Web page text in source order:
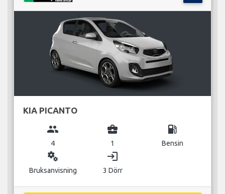
KIA PICANTO
group
4
business_center
1
local_gas_station
Bensin
miscellaneous_services
Bruksanvisning
login
3 Dörr